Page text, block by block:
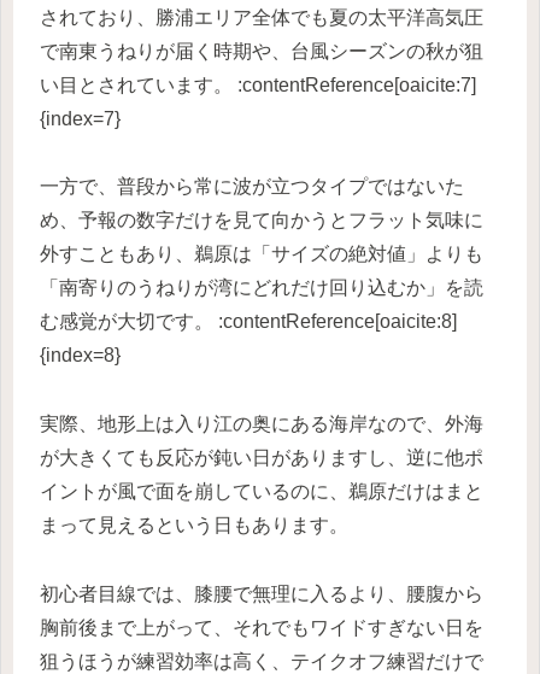
されており、勝浦エリア全体でも夏の太平洋高気圧
で南東うねりが届く時期や、台風シーズンの秋が狙
い目とされています。 :contentReference[oaicite:7]
{index=7}
一方で、普段から常に波が立つタイプではないた
め、予報の数字だけを見て向かうとフラット気味に
外すこともあり、鵜原は「サイズの絶対値」よりも
「南寄りのうねりが湾にどれだけ回り込むか」を読
む感覚が大切です。 :contentReference[oaicite:8]
{index=8}
実際、地形上は入り江の奥にある海岸なので、外海
が大きくても反応が鈍い日がありますし、逆に他ポ
イントが風で面を崩しているのに、鵜原だけはまと
まって見えるという日もあります。
初心者目線では、膝腰で無理に入るより、腰腹から
胸前後まで上がって、それでもワイドすぎない日を
狙うほうが練習効率は高く、テイクオフ練習だけで